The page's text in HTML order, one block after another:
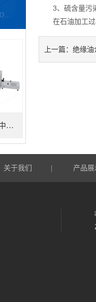
RECOMMENDED PRODUCTS
油田化学剂中有机氯含量测定仪
3、硫含量污
在石油加工过程
上一篇： 绝缘油
关于我们 产品展